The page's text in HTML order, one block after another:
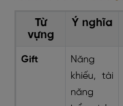
Từ
vựng
Ý nghĩa
Gift
Năng
khiếu, tài
năng